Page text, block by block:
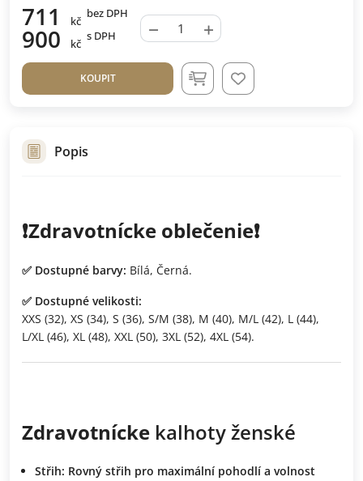
711 kč
bez DPH
900 kč
s DPH − +
KOUPIT
Popis
❗️Zdravotnícke oblečenie❗️
✅ Dostupné barvy: Bílá, Černá.
✅ Dostupné velikosti:
XXS (32), XS (34), S (36), S/M (38), M (40), M/L (42), L (44),
L/XL (46), XL (48), XXL (50), 3XL (52), 4XL (54).
Zdravotnícke kalhoty ženské
Střih: Rovný střih pro maximální pohodlí a volnost